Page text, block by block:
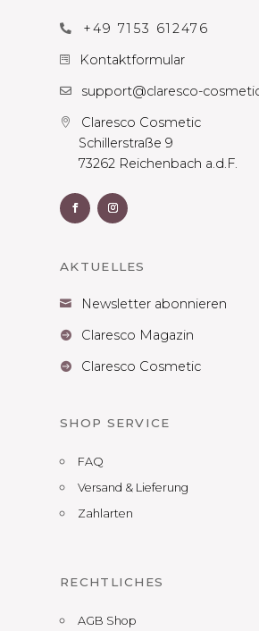
 +49 7153 612476
 Kontaktformular
 support@claresco-

Claresco Cosmetic
Schillerstraße 9
73262 Reichenbach a.d.F.
AKTUELLES
 Newsletter abonnieren
 Claresco Magazin
 Claresco Cosmetic
SHOP SERVICE
FAQ
Versand & Lieferung
Zahlarten
RECHTLICHES
AGB Shop